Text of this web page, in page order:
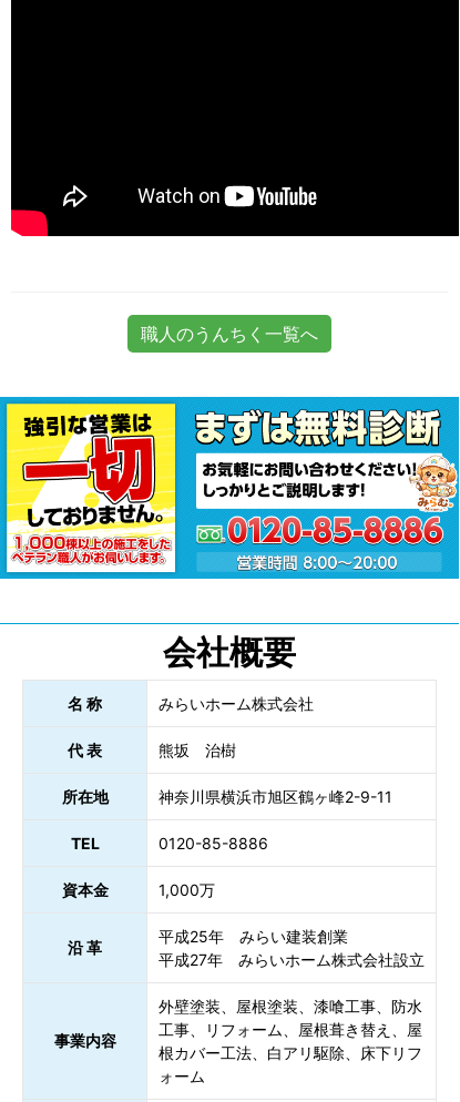
職人のうんちく一覧へ
会社概要
名 称 みらいホーム株式会社
代 表 熊坂 治樹
所在地 神奈川県横浜市旭区鶴ヶ峰2-9-11
TEL 0120-85-8886
資本金 1,000万
沿 革
平成25年 みらい建装創業
平成27年 みらいホーム株式会社設立
事業内容
外壁塗装、屋根塗装、漆喰工事、防水
工事、リフォーム、屋根葺き替え、屋
根カバー工法、白アリ駆除、床下リフ
ォーム